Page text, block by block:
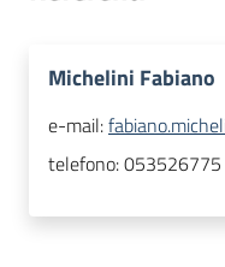
Michelini Fabiano
e-mail:
telefono:053526775